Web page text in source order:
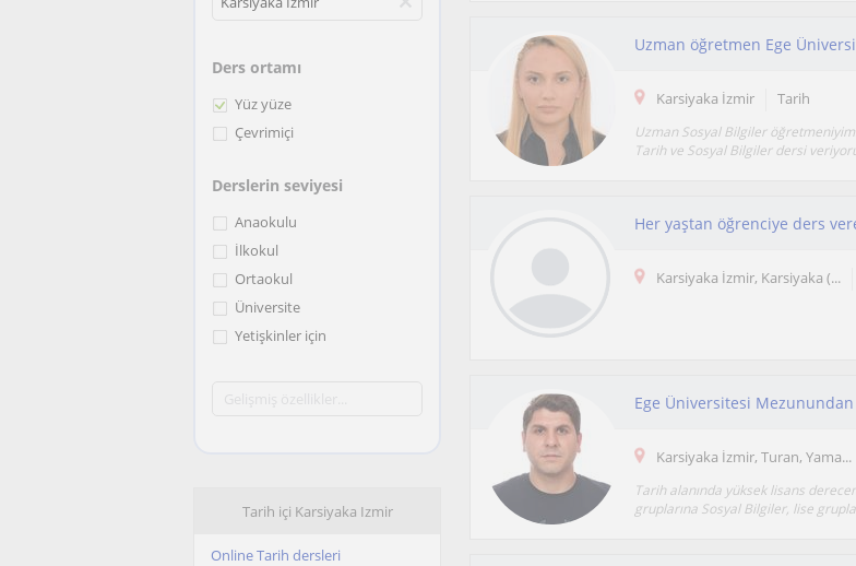
Ders ortamı
Yüz yüze
Çevrimiçi
Derslerin seviyesi
Anaokulu
İlkokul
Ortaokul
Üniversite
Yetişkinler için
Tarih içi Karsiyaka Izmir
Online Tarih dersleri
Karsiyaka İzmir Tarih
Uzman Sosyal Bilgiler
Tarih ve Sosyal Bilgiler dersi
Her yaştan öğrenciye ders
Karsiyaka İzmir, Karsiyaka (...
Ege Üniversitesi
Karsiyaka İzmir, Turan, Yama...
Tarih alanında yüksek lisans
gruplarına Sosyal Bilgiler, lise